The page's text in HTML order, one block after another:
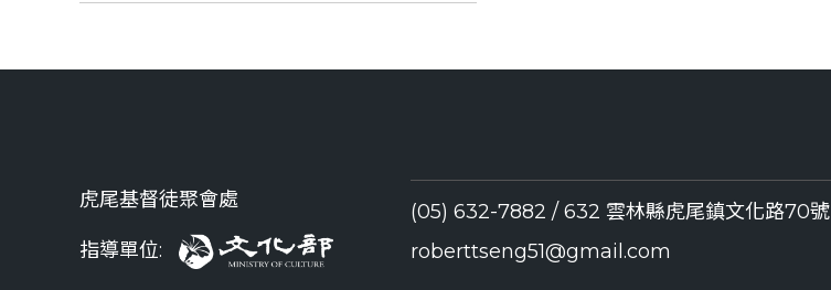
虎尾基督徒聚會處
指導單位:
(05) 632-7882 / 632 雲林縣虎尾鎮文化路70號
roberttseng51@gmail.com